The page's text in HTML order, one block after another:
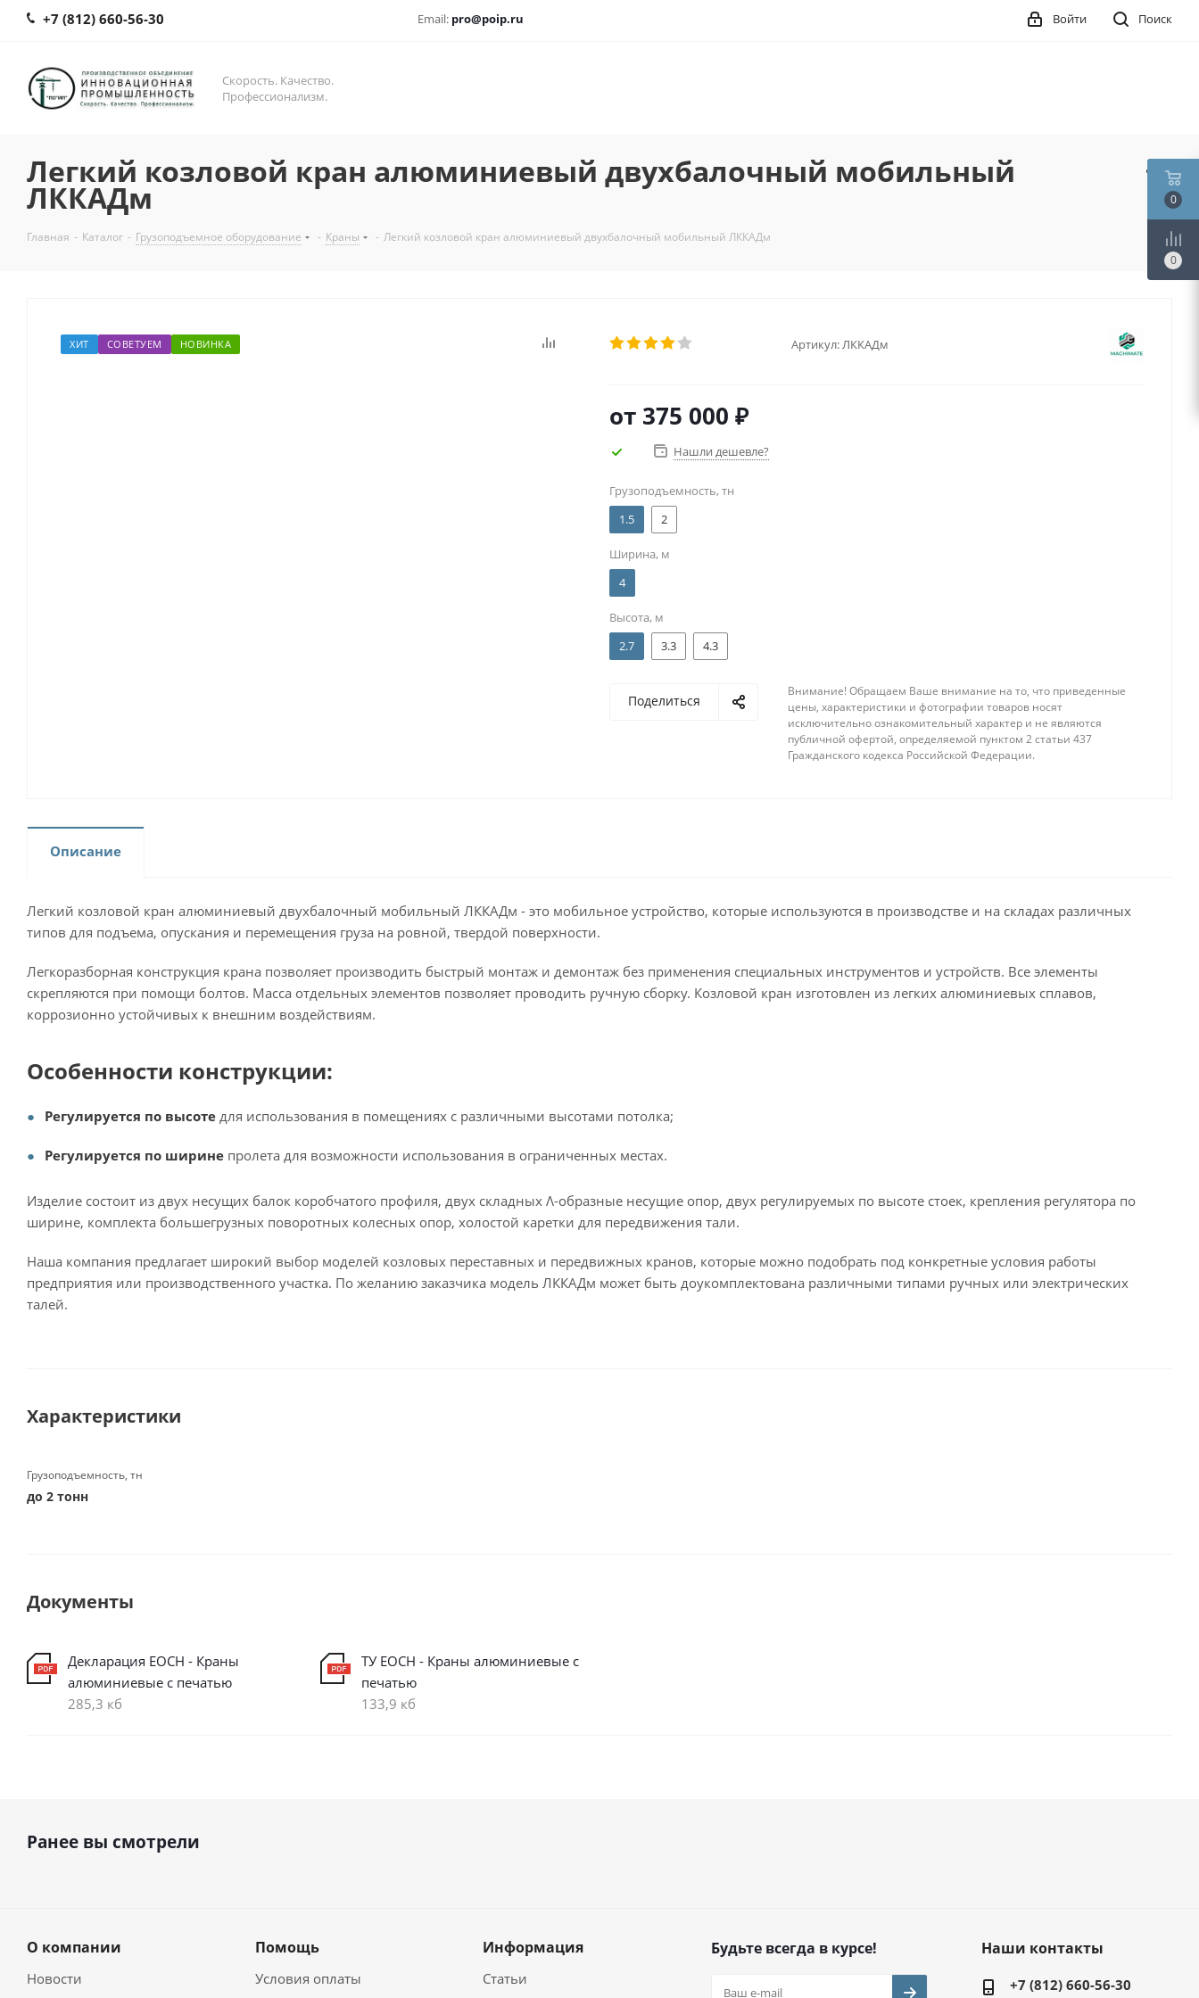
+7 (812) 660-56-30 Email: pro@poip.ru Поиск
Войти
Скорость. Качество.
Профессионализм.
Легкий козловой кран алюминиевый двухбалочный мобильный
ЛККАДм
Главная - Каталог - Грузоподъемное оборудование - Краны - Легкий козловой кран алюминиевый двухбалочный мобильный ЛККАДм
ХИТ СОВЕТУЕМ НОВИНКА Артикул:ЛККАДм
от 375 000 ₽
Нашли дешевле?
Грузоподъемность, тн
1.5
2
Ширина, м
4
Высота, м
2.7
3.3 4.3
Поделиться
Внимание! Обращаем Ваше внимание на то, что приведенные
цены, характеристики и фотографии товаров носят
исключительно ознакомительный характер и не являются
публичной офертой, определяемой пунктом 2 статьи 437
Гражданского кодекса Российской Федерации.
Описание
Легкий козловой кран алюминиевый двухбалочный мобильный ЛККАДм - это мобильное устройство, которые используются в производстве и на складах различных
типов для подъема, опускания и перемещения груза на ровной, твердой поверхности.
Легкоразборная конструкция крана позволяет производить быстрый монтаж и демонтаж без применения специальных инструментов и устройств. Все элементы
скрепляются при помощи болтов. Масса отдельных элементов позволяет проводить ручную сборку. Козловой кран изготовлен из легких алюминиевых сплавов,
коррозионно устойчивых к внешним воздействиям.
Особенности конструкции:
Регулируется по высоте для использования в помещениях с различными высотами потолка;
Регулируется по ширине пролета для возможности использования в ограниченных местах.
Изделие состоит из двух несущих балок коробчатого профиля, двух складных Λ-образные несущие опор, двух регулируемых по высоте стоек, крепления регулятора по
ширине, комплекта большегрузных поворотных колесных опор, холостой каретки для передвижения тали.
Наша компания предлагает широкий выбор моделей козловых переставных и передвижных кранов, которые можно подобрать под конкретные условия работы
предприятия или производственного участка. По желанию заказчика модель ЛККАДм может быть доукомплектована различными типами ручных или электрических
талей.
Характеристики
Грузоподъемность, тн
до 2 тонн
Документы
Декларация ЕОСН - Краны
алюминиевые с печатью
285,3 кб
ТУ ЕОСН - Краны алюминиевые с
печатью
133,9 кб
Ранее вы смотрели
О компании
Новости
Помощь
Условия оплаты
Информация
Статьи
Будьте всегда в курсе! Наши контакты
+7 (812) 660-56-30
0
0